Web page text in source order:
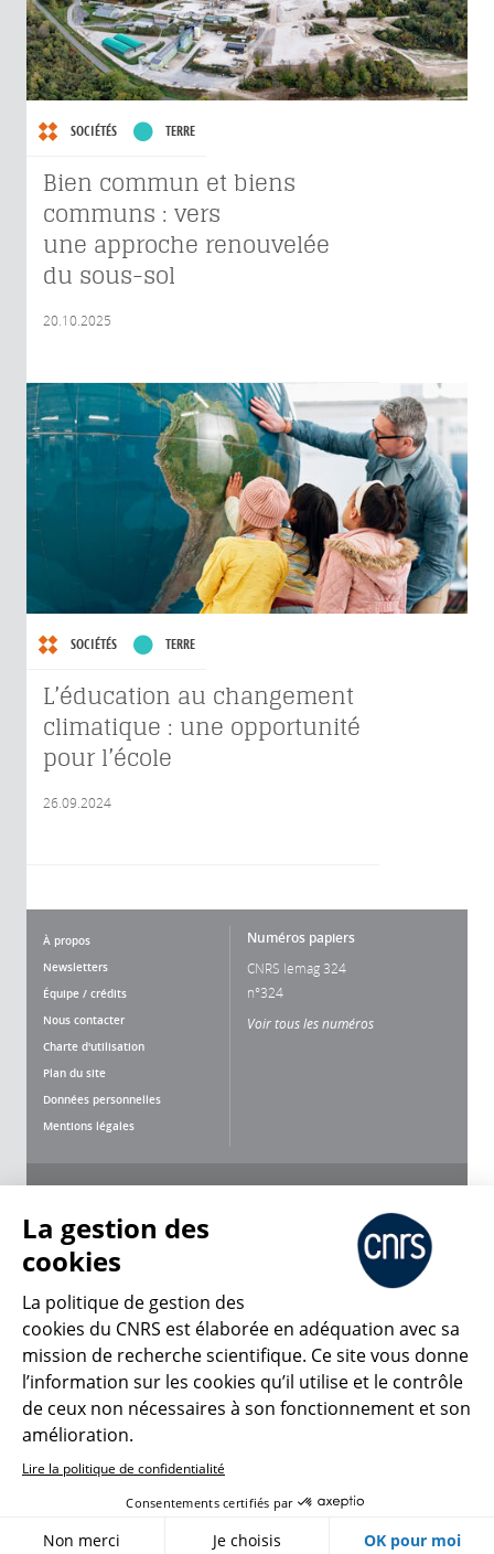
SOCIÉTÉS TERRE
Bien commun et biens
communs : vers
une approche renouvelée
du sous-sol
20.10.2025
SOCIÉTÉS TERRE
L’éducation au changement
climatique : une opportunité
pour l’école
26.09.2024
À propos
Newsletters
Équipe / crédits
Nous contacter
Charte d'utilisation
Plan du site
Données personnelles
Mentions légales
Numéros papiers
CNRS lemag 324
n°324
Voir tous les numéros
Nous suivre Partager
CNRS Le Mag
© 2026, CNRS
Créer un compte Se connecter
Gestion des cookies
La gestion des
cookies
La politique de gestion des
cookies du CNRS est élaborée en adéquation avec sa
mission de recherche scientifique. Ce site vous donne
l’information sur les cookies qu’il utilise et le contrôle
de ceux non nécessaires à son fonctionnement et son
amélioration.
Lire la politique de confidentialité
Consentements certifiés par
Non merci Je choisis OK pour moi